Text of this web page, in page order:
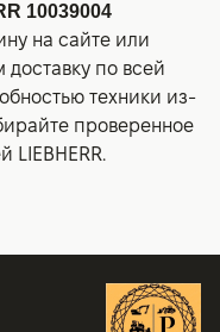
10039004
на сайте или
по всей
техники из-
проверенное
LIEBHERR.